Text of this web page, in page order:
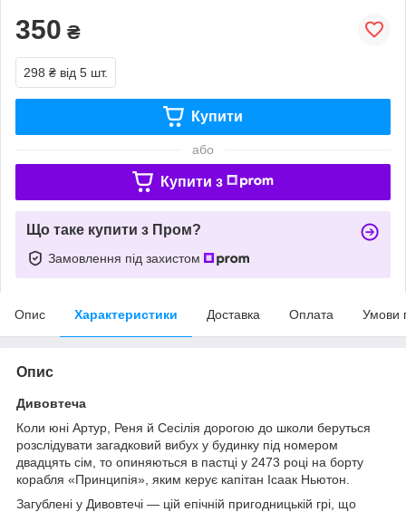
350 ₴
298 ₴ від 5 шт.
Купити
або
Купити з
Що таке купити з Пром?
Замовлення під захистом
Опис Характеристики Доставка Оплата Умови
Опис
Дивовтеча
Коли юні Артур, Реня й Сесілія дорогою до школи беруться
розслідувати загадковий вибух у будинку під номером
двадцять сім, то опиняються в пастці у 2473 році на борту
корабля «Принципія», яким керує капітан Ісаак Ньютон.
Загублені у Дивовтечі — цій епічній пригодницькій грі, що